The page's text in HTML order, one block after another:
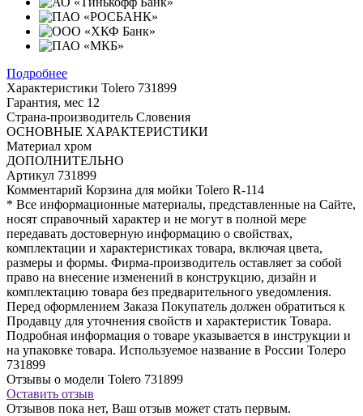
Подробнее
Характеристики Tolero 731899
Гарантия, мес 12
Страна-производитель Словения
ОСНОВНЫЕ ХАРАКТЕРИСТИКИ
Материал хром
ДОПОЛНИТЕЛЬНО
Артикул 731899
Комментарий Корзина для мойки Tolero R-114
* Все информационные материалы, представленные на Сайте,
носят справочный характер и не могут в полной мере
передавать достоверную информацию о свойствах,
комплектации и характеристиках товара, включая цвета,
размеры и формы. Фирма-производитель оставляет за собой
право на внесение изменений в конструкцию, дизайн и
комплектацию товара без предварительного уведомления.
Перед оформлением Заказа Покупатель должен обратиться к
Продавцу для уточнения свойств и характеристик Товара.
Подробная информация о товаре указывается в инструкции и
на упаковке товара. Используемое название в России Толеро
731899
Отзывы о модели Tolero 731899
Оставить отзыв
Отзывов пока нет, Ваш отзыв может стать первым.